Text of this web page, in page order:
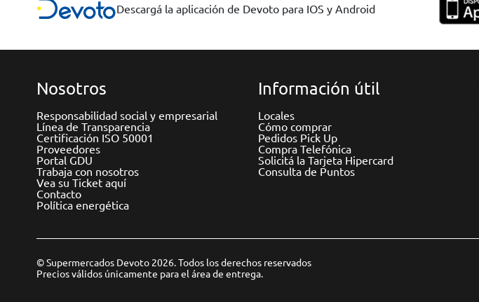
Descargá la aplicación de Devoto para IOS y Android
Nosotros
Responsabilidad social y empresarial
Línea de Transparencia
Certificación ISO 50001
Proveedores
Portal GDU
Trabaja con nosotros
Vea su Ticket aquí
Contacto
Política energética
Información útil
Locales
Cómo comprar
Pedidos Pick Up
Compra Telefónica
Solicitá la Tarjeta Hipercard
Consulta de Puntos
© Supermercados Devoto 2026. Todos los derechos reservados
Precios válidos únicamente para el área de entrega.